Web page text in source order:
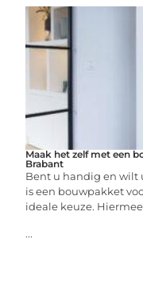
Maak het zelf met een
Brabant
Bent u handig en wilt
is een bouwpakket
ideale keuze.
...